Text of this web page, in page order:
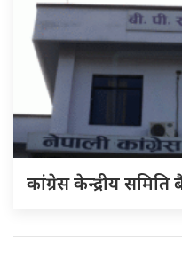
कांग्रेस केन्द्रीय